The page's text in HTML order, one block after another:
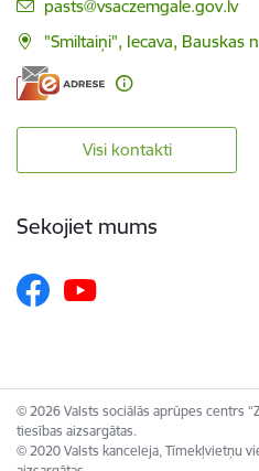
E-pasts:
pasts@vsaczemgale.gov.lv
"Smiltaiņi", Iecava, Bauskas
Visi kontakti
Sekojiet mums
© 2026 Valsts sociālās aprūpes centrs
tiesības aizsargātas.
© 2020 Valsts kanceleja, Tīmekļvietņu